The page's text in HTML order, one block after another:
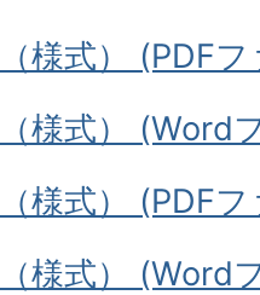
様式） (PDFフ
様式） (Word
様式） (PDFフ
様式） (Word